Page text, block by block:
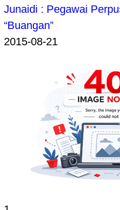
Junaidi : Pegawai
“Buangan”
2015-08-21